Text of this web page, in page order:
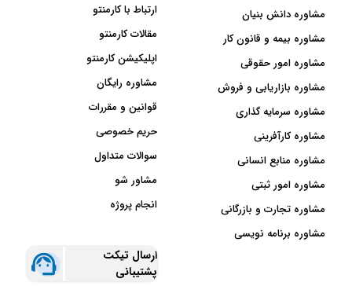
مشاوره دانش بنیان
مشاوره بیمه و قانون کار
مشاوره امور حقوقی
مشاوره بازاریابی و فروش
مشاوره سرمایه گذاری
مشاوره کارآفرینی
مشاوره منابع انسانی
مشاوره امور ثبتی
مشاوره تجارت و بازرگانی
مشاوره برنامه نویسی
ارتباط با کارمنتو
مقالات کارمنتو
اپلیکیشن کارمنتو
مشاوره رایگان
قوانین و مقررات
حریم خصوصی
سوالات متداول
مشاور شو
انجام پروژه
ارسال تیکت
پشتیبانی